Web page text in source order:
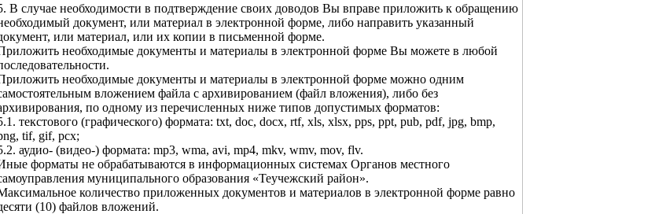
В случае необходимости в подтверждение своих доводов Вы вправе приложить к обращению
документ, или материал в электронной форме, либо направить указанный
или материал, или их копии в письменной форме.
необходимые документы и материалы в электронной форме Вы можете в любой
необходимые документы и материалы в электронной форме можно одним
вложением файла с архивированием (файл вложения), либо без
по одному из перечисленных ниже типов допустимых форматов:
текстового (графического) формата: txt, doc, docx, rtf, xls, xlsx, pps, ppt, pub, pdf, jpg, bmp,
tif, gif, pcx;
аудио- (видео-) формата: mp3, wma, avi, mp4, mkv, wmv, mov, flv.
форматы не обрабатываются в информационных системах Органов местного
муниципального образования «Теучежский район».
количество приложенных документов и материалов в электронной форме равно
(10) файлов вложений.